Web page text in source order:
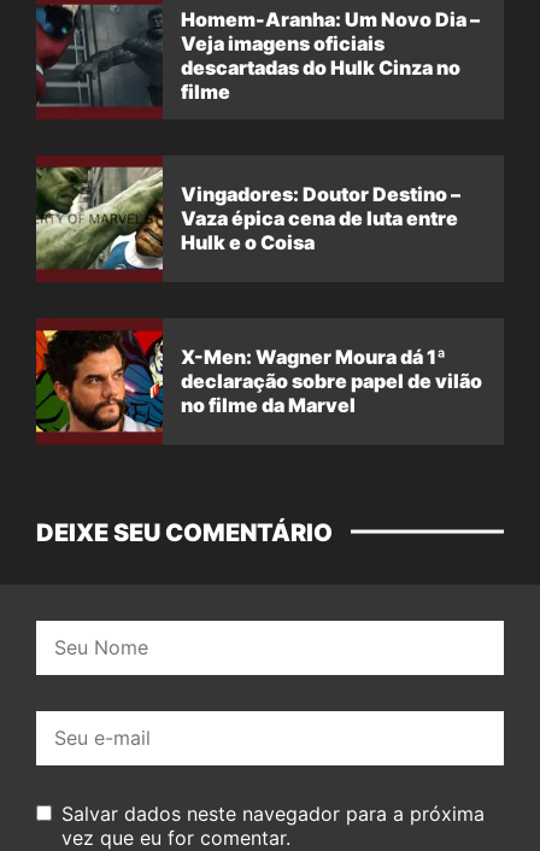
Homem-Aranha: Um Novo Dia –
Veja imagens oficiais
descartadas do Hulk Cinza no
filme
Vingadores: Doutor Destino –
Vaza épica cena de luta entre
Hulk e o Coisa
X-Men: Wagner Moura dá 1ª
declaração sobre papel de vilão
no filme da Marvel
DEIXE SEU COMENTÁRIO
mail:
Salvar dados neste navegador para a próxima
vez que eu for comentar.